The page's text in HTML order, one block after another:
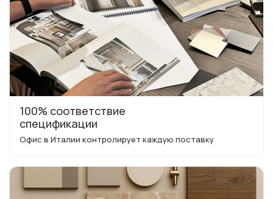
100% соответствие
спецификации
Офис в Италии контролирует каждую поставку